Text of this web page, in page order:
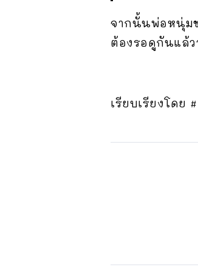
จากนั้นพ่อหนุ่มช
ต้องรอดูกันแล้ว
เรียบเรียงโดย